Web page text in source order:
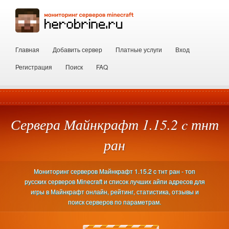
Главная Добавить сервер Платные услуги
Вход
Регистрация
Поиск FAQ
Сервера Майнкрафт 1.15.2 c тнт
ран
Мониторинг серверов Майнкрафт 1.15.2 c тнт ран - топ
русских серверов Minecraft и список лучших айпи адресов для
игры в Майнкрафт онлайн, рейтинг, статистика, отзывы и
поиск серверов по параметрам.